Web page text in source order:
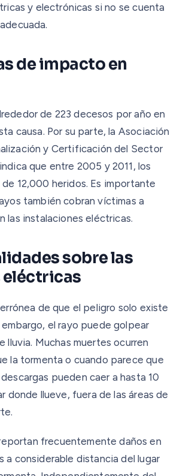
y electrónicas si no se cuenta
de impacto en
de 223 decesos por año en
causa. Por su parte, la Asociación
y Certificación del Sector
que entre 2005 y 2011, los
de 12,000 heridos. Es importante
también cobran víctimas a
las instalaciones eléctricas.
sobre las
de que el peligro solo existe
el rayo puede golpear
lluvia. Muchas muertes ocurren
la tormenta o cuando parece que
pueden caer a hasta 10
donde llueve, fuera de las áreas de
frecuentemente daños en
a considerable distancia del lugar